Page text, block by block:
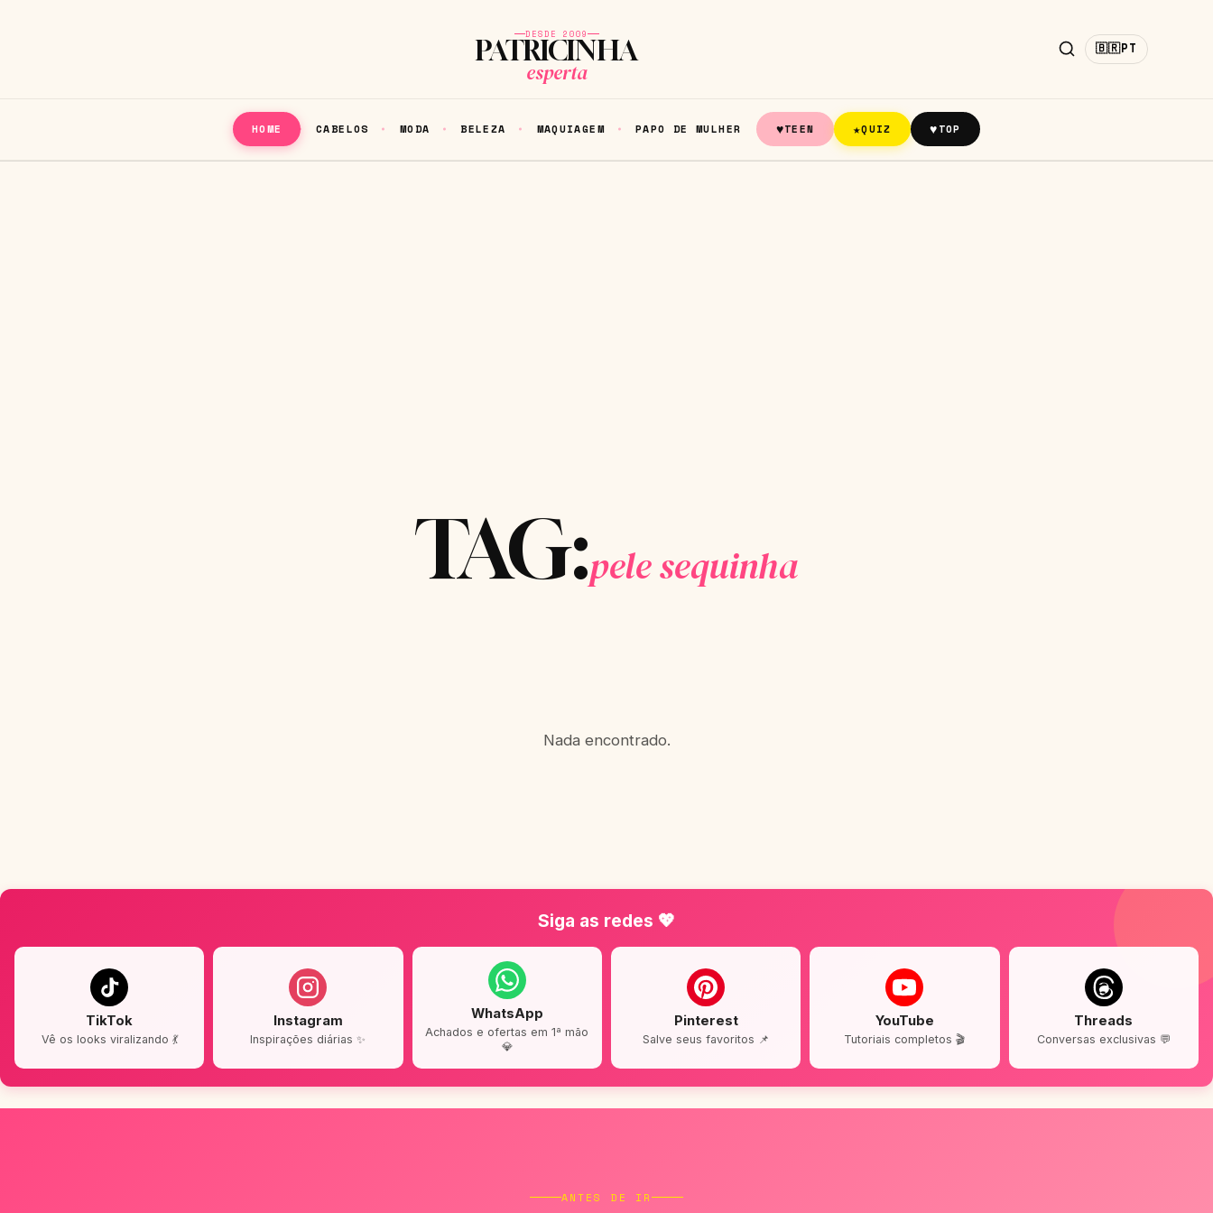
DESDE 2009
PATRICINHA
esperta
🇧🇷PT
HOME CABELOS MODA BELEZA MAQUIAGEM PAPO DE MULHER ♥TEEN ★QUIZ ♥TOP
TAG:pele sequinha
Nada encontrado.
Siga as redes 💖
TikTok
Vê os looks viralizando 💃
Instagram
Inspirações diárias ✨
WhatsApp
Achados e ofertas em 1ª mão
💎
Pinterest
Salve seus favoritos 📌
YouTube
Tutoriais completos 🎬
Threads
Conversas exclusivas 💬
ANTES DE IR